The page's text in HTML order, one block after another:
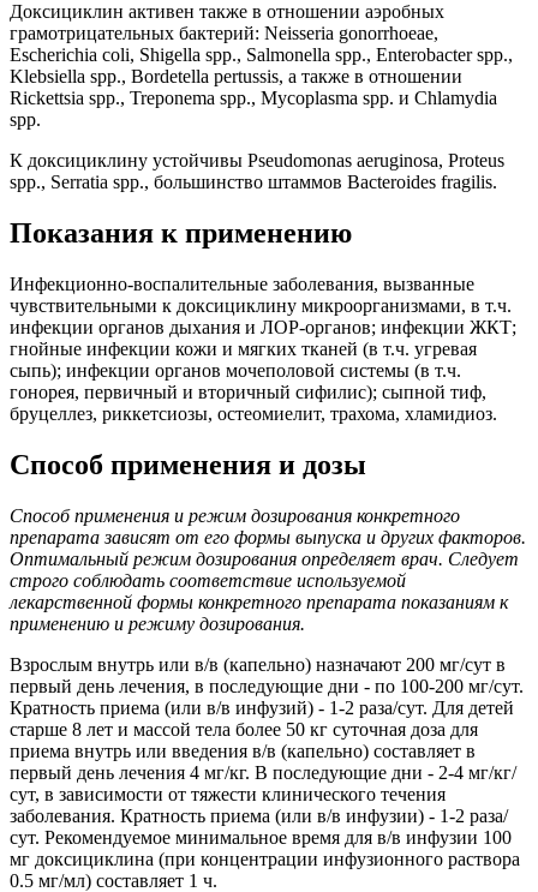
Доксициклин активен также в отношении аэробных
грамотрицательных бактерий: Neisseria gonorrhoeae,
Escherichia coli, Shigella spp., Salmonella spp., Enterobacter spp.,
Klebsiella spp., Bordetella pertussis, а также в отношении
Rickettsia spp., Treponema spp., Mycoplasma spp. и Chlamydia
spp.
К доксициклину устойчивы Pseudomonas aeruginosa, Proteus
spp., Serratia spp., большинство штаммов Bacteroides fragilis.
Показания к применению
Инфекционно-воспалительные заболевания, вызванные
чувствительными к доксициклину микроорганизмами, в т.ч.
инфекции органов дыхания и ЛОР-органов; инфекции ЖКТ;
гнойные инфекции кожи и мягких тканей (в т.ч. угревая
сыпь); инфекции органов мочеполовой системы (в т.ч.
гонорея, первичный и вторичный сифилис); сыпной тиф,
бруцеллез, риккетсиозы, остеомиелит, трахома, хламидиоз.
Способ применения и дозы
Способ применения и режим дозирования конкретного
препарата зависят от его формы выпуска и других факторов.
Оптимальный режим дозирования определяет врач. Следует
строго соблюдать соответствие используемой
лекарственной формы конкретного препарата показаниям к
применению и режиму дозирования.
Взрослым внутрь или в/в (капельно) назначают 200 мг/сут в
первый день лечения, в последующие дни - по 100-200 мг/сут.
Кратность приема (или в/в инфузий) - 1-2 раза/сут. Для детей
старше 8 лет и массой тела более 50 кг суточная доза для
приема внутрь или введения в/в (капельно) составляет в
первый день лечения 4 мг/кг. В последующие дни - 2-4 мг/кг/
сут, в зависимости от тяжести клинического течения
заболевания. Кратность приема (или в/в инфузии) - 1-2 раза/
сут. Рекомендуемое минимальное время для в/в инфузии 100
мг доксициклина (при концентрации инфузионного раствора
0.5 мг/мл) составляет 1 ч.